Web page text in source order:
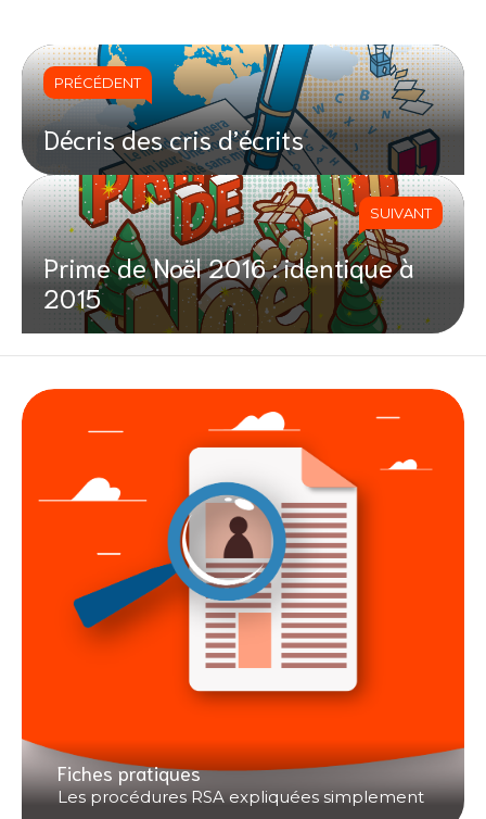
PRÉCÉDENT
Décris des cris d’écrits
SUIVANT
Prime de Noël 2016 : identique à
2015
Fiches pratiques
Les procédures RSA expliquées simplement